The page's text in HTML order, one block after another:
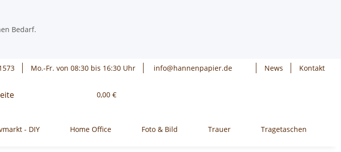
Bedarf.
News
Kontakt
Mo.-Fr. von 08:30 bis 16:30 Uhr info@hannenpapier.de
0,00 €
- DIY Home Office Foto & Bild Trauer Tragetaschen